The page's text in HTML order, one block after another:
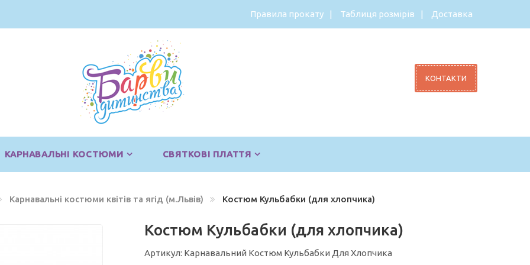
Правила прокату Таблиця розмірів Доставка
КОНТАКТИ
КАРНАВАЛЬНІ КОСТЮМИ СВЯТКОВІ ПЛАТТЯ
Карнавальні костюми квітів та ягід (м.Львів) Костюм Кульбабки (для хлопчика)
Костюм Кульбабки (для хлопчика)
Артикул: Карнавальний Костюм Кульбабки Для Хлопчика